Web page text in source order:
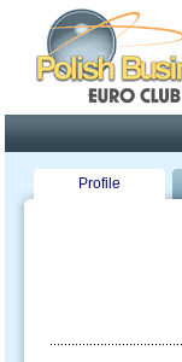
Profile